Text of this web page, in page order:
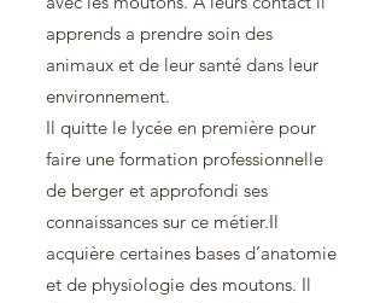
apprends a prendre soin des
animaux et de leur santé dans leur
environnement.
Il quitte le lycée en première pour
faire une formation professionnelle
de berger et approfondi ses
connaissances sur ce métier.Il
acquière certaines bases d’anatomie
et de physiologie des moutons. Il